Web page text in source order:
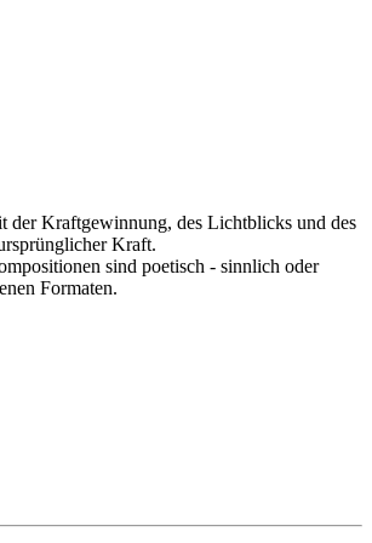
der Kraftgewinnung, des Lichtblicks und des
Kraft.
sind poetisch - sinnlich oder
Formaten.